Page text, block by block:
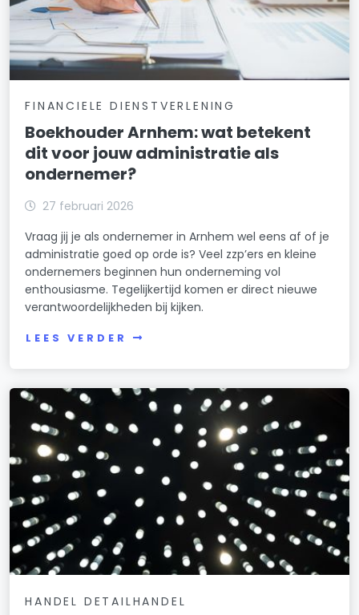
FINANCIELE DIENSTVERLENING
Boekhouder Arnhem: wat betekent
dit voor jouw administratie als
ondernemer?
27 februari 2026
Vraag jij je als ondernemer in Arnhem wel eens af of je
administratie goed op orde is? Veel zzp’ers en kleine
ondernemers beginnen hun onderneming vol
enthousiasme. Tegelijkertijd komen er direct nieuwe
verantwoordelijkheden bij kijken.
LEES VERDER
HANDEL DETAILHANDEL